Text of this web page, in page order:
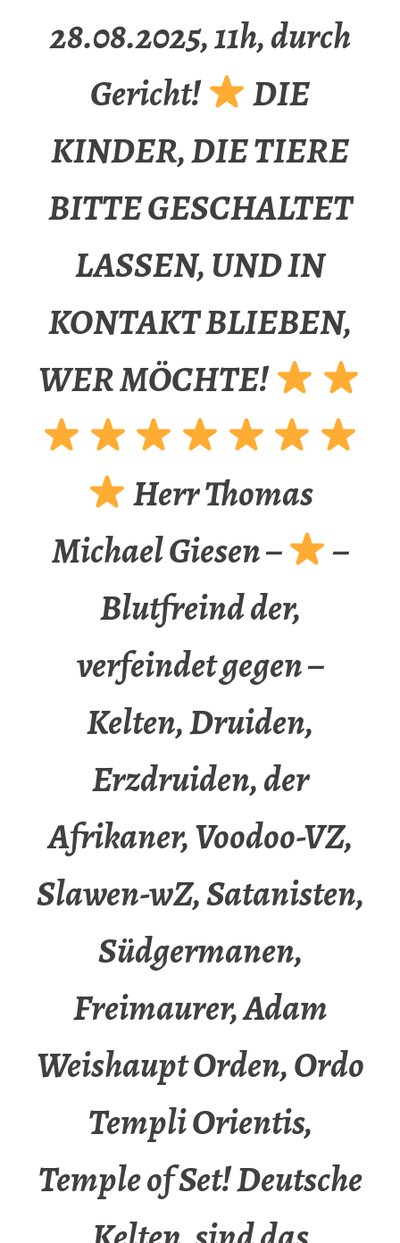
28.08.2025, 11h, durch
Gericht!
DIE
KINDER, DIE TIERE
BITTE GESCHALTET
LASSEN, UND IN
KONTAKT BLIEBEN,
WER MÖCHTE!
Herr Thomas
Michael Giesen –
–
Blutfreind der,
verfeindet gegen –
Kelten, Druiden,
Erzdruiden, der
Afrikaner, Voodoo-VZ,
Slawen-wZ, Satanisten,
Südgermanen,
Freimaurer, Adam
Weishaupt Orden, Ordo
Templi Orientis,
Temple of Set! Deutsche